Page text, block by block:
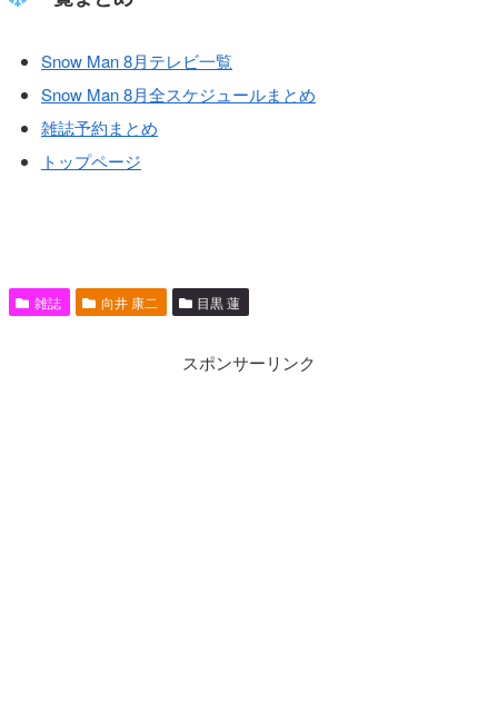
Snow Man 8月テレビ一覧
Snow Man 8月全スケジュールまとめ
雑誌予約まとめ
トップページ
雑誌 向井 康二 目黒 蓮
スポンサーリンク